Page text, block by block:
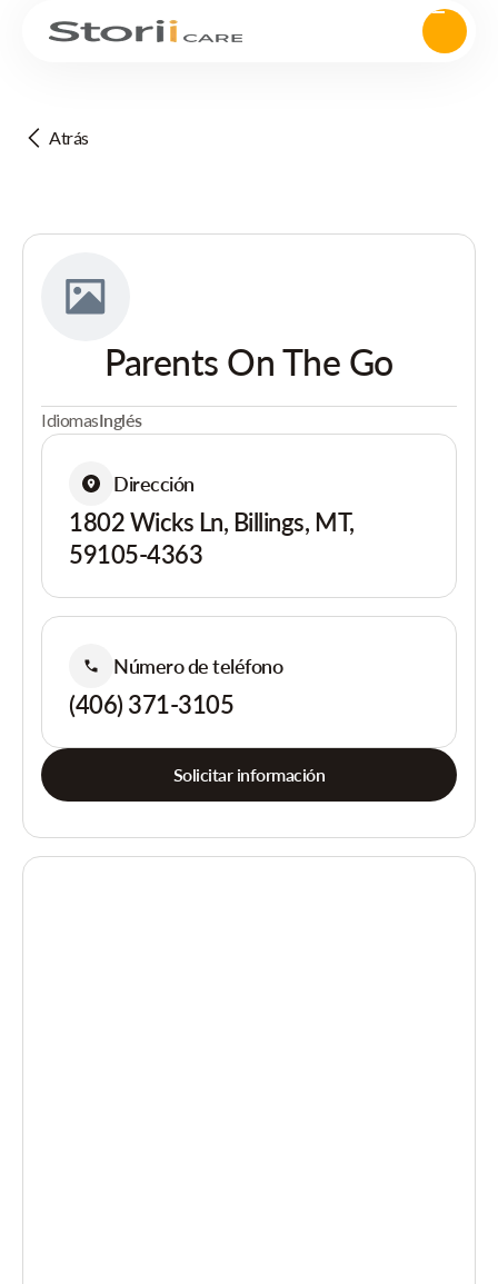
Atrás
Parents On The Go
IdiomasInglés
Dirección
1802 Wicks Ln, Billings, MT,
59105-4363
Número de teléfono
(406) 371-3105
Solicitar información